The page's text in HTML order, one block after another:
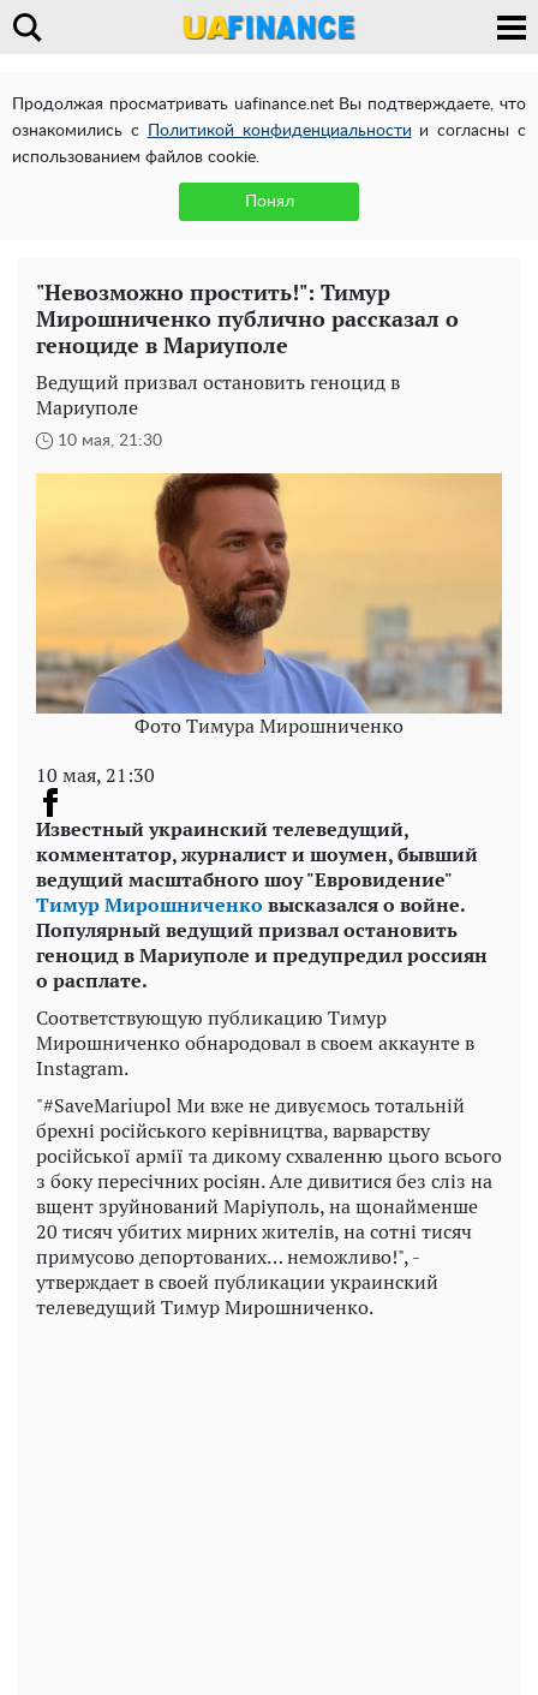
Продолжая просматривать uafinance.net Вы подтверждаете, что
ознакомились с
Политикой конфиденциальности и согласны с
использованием файлов cookie.
Понял
"Невозможно простить!": Тимур
Мирошниченко публично рассказал о
геноциде в Мариуполе
Ведущий призвал остановить геноцид в
Мариуполе
10 мая, 21:30
Фото Тимура Мирошниченко
10 мая, 21:30
Известный украинский телеведущий,
комментатор, журналист и шоумен, бывший
ведущий масштабного шоу "Евровидение"
Тимур Мирошниченко высказался о войне.
Популярный ведущий призвал остановить
геноцид в Мариуполе и предупредил россиян
о расплате.
Соответствующую публикацию Тимур
Мирошниченко обнародовал в своем аккаунте в
Instagram.
"#SaveMariupol Ми вже не дивуємось тотальній
брехні російського керівництва, варварству
російської армії та дикому схваленню цього всього
з боку пересічних росіян. Але дивитися без сліз на
вщент зруйнований Маріуполь, на щонайменше
20 тисяч убитих мирних жителів, на сотні тисяч
примусово депортованих… неможливо!", -
утверждает в своей публикации украинский
телеведущий Тимур Мирошниченко.